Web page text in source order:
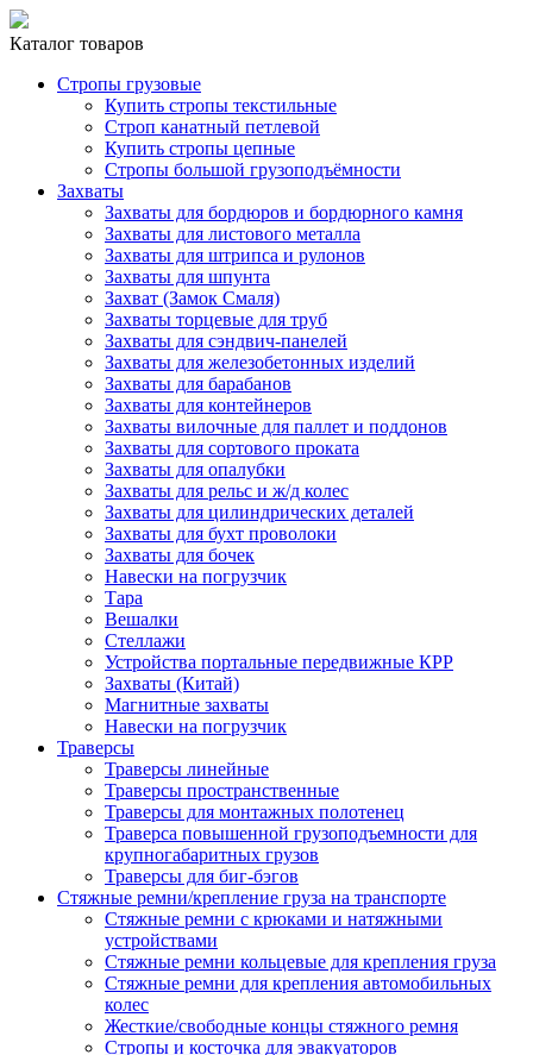
Каталог товаров
Стропы грузовые
Купить стропы текстильные
Строп канатный петлевой
Купить стропы цепные
Стропы большой грузоподъёмности
Захваты
Захваты для бордюров и бордюрного камня
Захваты для листового металла
Захваты для штрипса и рулонов
Захваты для шпунта
Захват (Замок Смаля)
Захваты торцевые для труб
Захваты для сэндвич-панелей
Захваты для железобетонных изделий
Захваты для барабанов
Захваты для контейнеров
Захваты вилочные для паллет и поддонов
Захваты для сортового проката
Захваты для опалубки
Захваты для рельс и ж/д колес
Захваты для цилиндрических деталей
Захваты для бухт проволоки
Захваты для бочек
Навески на погрузчик
Тара
Вешалки
Стеллажи
Устройства портальные передвижные КРР
Захваты (Китай)
Магнитные захваты
Навески на погрузчик
Траверсы
Траверсы линейные
Траверсы пространственные
Траверсы для монтажных полотенец
Траверса повышенной грузоподъемности для
крупногабаритных грузов
Траверсы для биг-бэгов
Стяжные ремни/крепление груза на транспорте
Стяжные ремни с крюками и натяжными
устройствами
Стяжные ремни кольцевые для крепления груза
Стяжные ремни для крепления автомобильных
колес
Жесткие/свободные концы стяжного ремня
Стропы и косточка для эвакуаторов